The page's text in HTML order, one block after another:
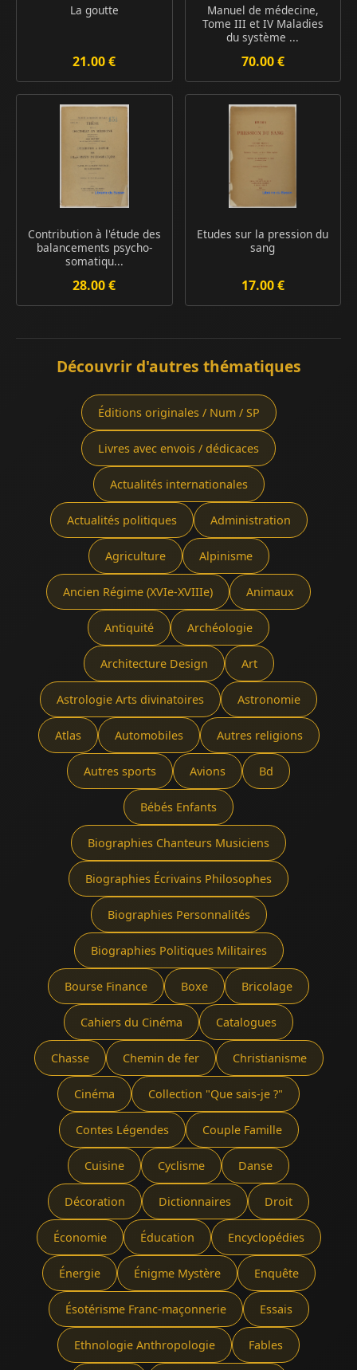
La goutte
21.00 €
Manuel de médecine,
Tome III et IV Maladies
du système ...
70.00 €
Contribution à l'étude des
balancements psycho-
somatiqu...
28.00 €
Etudes sur la pression du
sang
17.00 €
Découvrir d'autres thématiques
Éditions originales / Num / SP
Livres avec envois / dédicaces
Actualités internationales
Actualités politiques Administration
Agriculture Alpinisme
Ancien Régime (XVIe-XVIIIe) Animaux
Antiquité Archéologie
Architecture Design Art
Astrologie Arts divinatoires Astronomie
Atlas Automobiles Autres religions
Autres sports Avions Bd
Bébés Enfants
Biographies Chanteurs Musiciens
Biographies Écrivains Philosophes
Biographies Personnalités
Biographies Politiques Militaires
Bourse Finance Boxe Bricolage
Cahiers du Cinéma Catalogues
Chasse Chemin de fer Christianisme
Cinéma Collection "Que sais-je ?"
Contes Légendes Couple Famille
Cuisine Cyclisme Danse
Décoration Dictionnaires Droit
Économie Éducation Encyclopédies
Énergie Énigme Mystère Enquête
Ésotérisme Franc-maçonnerie Essais
Ethnologie Anthropologie Fables